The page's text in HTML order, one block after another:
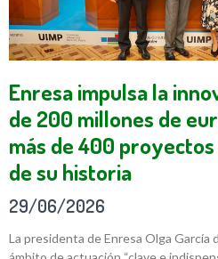
Enresa impulsa la
de 200 millones de
más de 400 proyectos
de su historia
29/06/2026
La presidenta de Enresa Olga García